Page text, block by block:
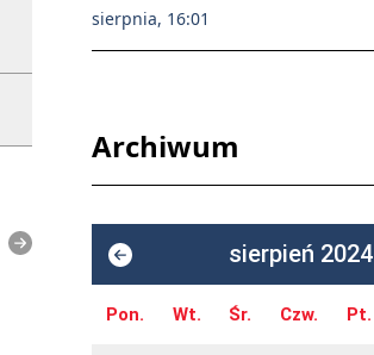
sierpnia, 16:01
Archiwum
sierpień 2024
Pon. Wt. Śr. Czw. Pt.